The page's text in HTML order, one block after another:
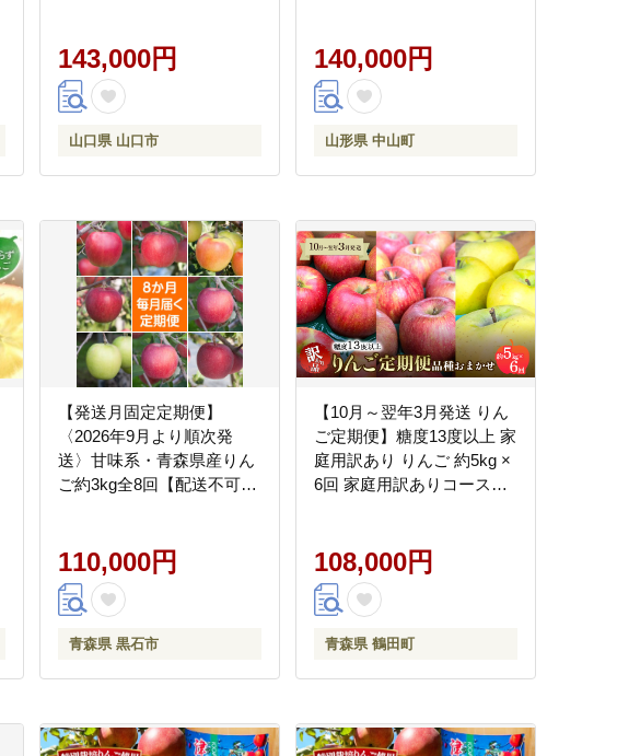
143,000円
山口県 山口市
ラウェア スチューベン
ラ・フランス ラフランス
りんご 山形県 中山町 F4A-
140,000円
山形県 中山町
【発送月固定定期便】
〈2026年9月より順次発
送〉甘味系・青森県産りん
ご約3kg全8回【配送不可地
110,000円
青森県 黒石市
【10月～翌年3月発送 りん
ご定期便】糖度13度以上 家
庭用訳あり りんご 約5kg ×
6回 家庭用訳ありコース
ーツ 青森県 鶴田町
108,000円
青森県 鶴田町